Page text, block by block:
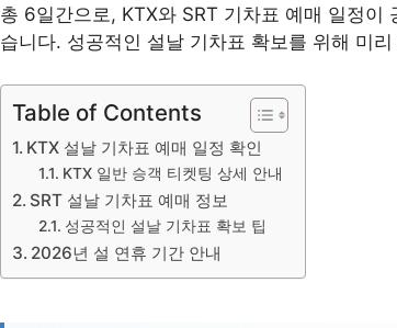
총 6일간으로, KTX와 SRT 기차표 예매 일정이
습니다. 성공적인 설날 기차표 확보를 위해 미
Table of Contents
KTX 설날 기차표 예매 일정 확인
KTX 일반 승객 티켓팅 상세 안내
SRT 설날 기차표 예매 정보
성공적인 설날 기차표 확보 팁
2026년 설 연휴 기간 안내